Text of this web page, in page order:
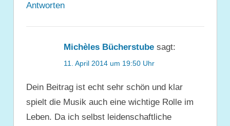
Antworten
Michèles Bücherstube sagt:
11. April 2014 um 19:50 Uhr
Dein Beitrag ist echt sehr schön und klar
spielt die Musik auch eine wichtige Rolle im
Leben. Da ich selbst leidenschaftliche